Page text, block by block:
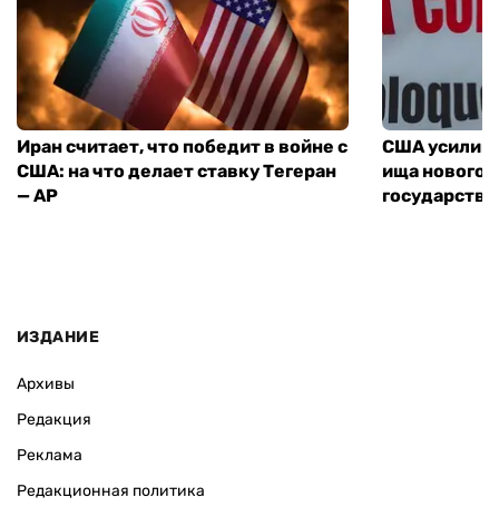
Иран считает, что победит в войне с
США: на что делает ставку Тегеран
— AP
США
ища нового
ИЗДАНИЕ
Архивы
Редакция
Реклама
Редакционная политика